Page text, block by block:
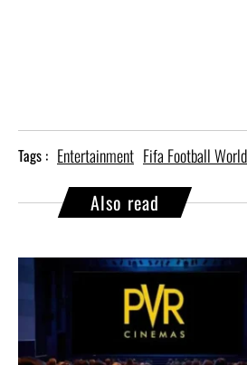
Tags : Entertainment Fifa Football
Also read